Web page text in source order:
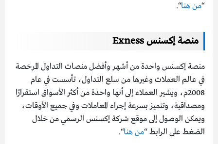
“من هنا“.
منصة إكسنس Exness
منصة إكسنس واحدة من أشهر وأفضل منصات التداول المرخصة
في عالم العملات وغيرها من سلع التداول، تأسست في عام
2008م، ويشير العملاء إلى أنها واحدة من أكثر الأسواق استقرارًا
ومصداقية، وتتميز بسرعة إجراء المعاملات وفي جميع الأوقات،
ويمكن الوصول إلى موقع شركة إكسنس الرسمي من خلال
الضغط على الرابط “من هنا“.